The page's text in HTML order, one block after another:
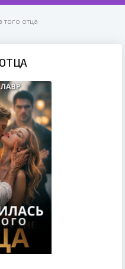
того отца